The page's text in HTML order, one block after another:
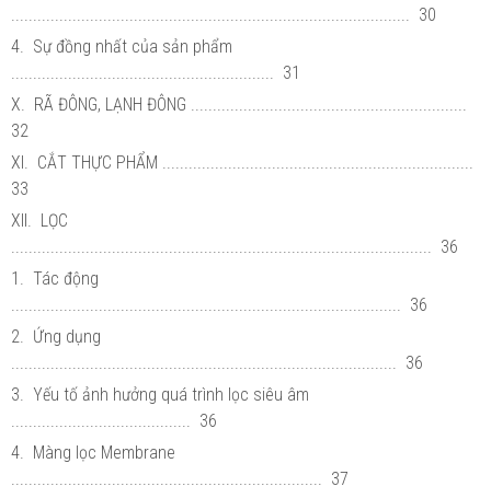
........................................................................................... 30
4. Sự đồng nhất của sản phẩm
............................................................ 31
X. RÃ ĐÔNG, LẠNH ĐÔNG ...............................................................
32
XI. CẮT THỰC PHẨM .......................................................................
33
XII. LỌC
................................................................................................ 36
1. Tác động
......................................................................................... 36
2. Ứng dụng
........................................................................................ 36
3. Yếu tố ảnh hưởng quá trình lọc siêu âm
......................................... 36
4. Màng lọc Membrane
....................................................................... 37